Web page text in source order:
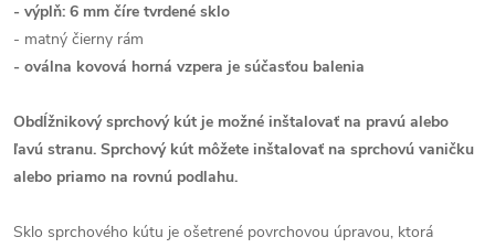
- výplň: 6 mm číre tvrdené sklo
- matný čierny rám
- oválna kovová horná vzpera je súčasťou balenia
Obdĺžnikový sprchový kút je možné inštalovať na pravú alebo
ľavú stranu. Sprchový kút môžete inštalovať na sprchovú vaničku
alebo priamo na rovnú podlahu.
Sklo sprchového kútu je ošetrené povrchovou úpravou, ktorá